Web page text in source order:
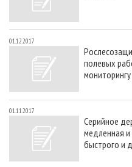
01.12.2017
полевых
01.11.2017
Серийное
медленная и
быстрого и